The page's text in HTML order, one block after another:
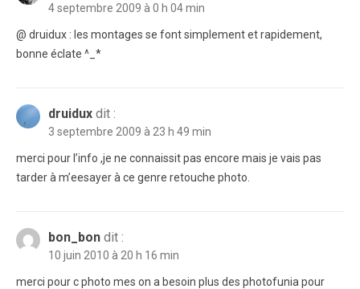
4 septembre 2009 à 0 h 04 min
@ druidux : les montages se font simplement et rapidement,
bonne éclate ^_*
druidux dit :
3 septembre 2009 à 23 h 49 min
merci pour l’info ,je ne connaissit pas encore mais je vais pas
tarder à m’eesayer à ce genre retouche photo.
bon_bon dit :
10 juin 2010 à 20 h 16 min
merci pour c photo mes on a besoin plus des photofunia pour